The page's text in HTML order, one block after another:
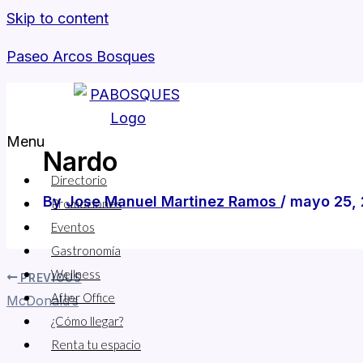
Skip to content
Paseo Arcos Bosques
Menu
Directorio
Promociones
Eventos
Gastronomía
Wellness
After Office
¿Cómo llegar?
Renta tu espacio
Nardo
ByJose Manuel Martinez Ramos / mayo 25,
PREVIOUS
McDonald’s